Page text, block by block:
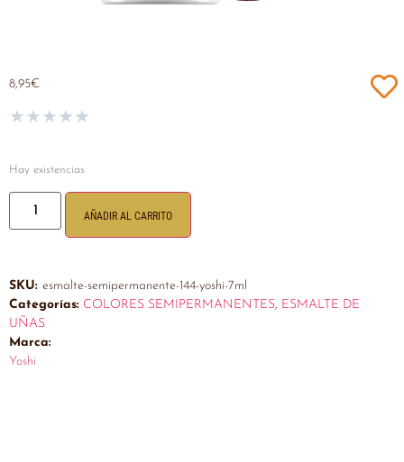
8,95€
★★★★★
Hay existencias
AÑADIR AL CARRITO
SKU: esmalte-semipermanente-144-yoshi-7ml
Categorías: COLORES SEMIPERMANENTES, ESMALTE DE
UÑAS
Marca:
Yoshi